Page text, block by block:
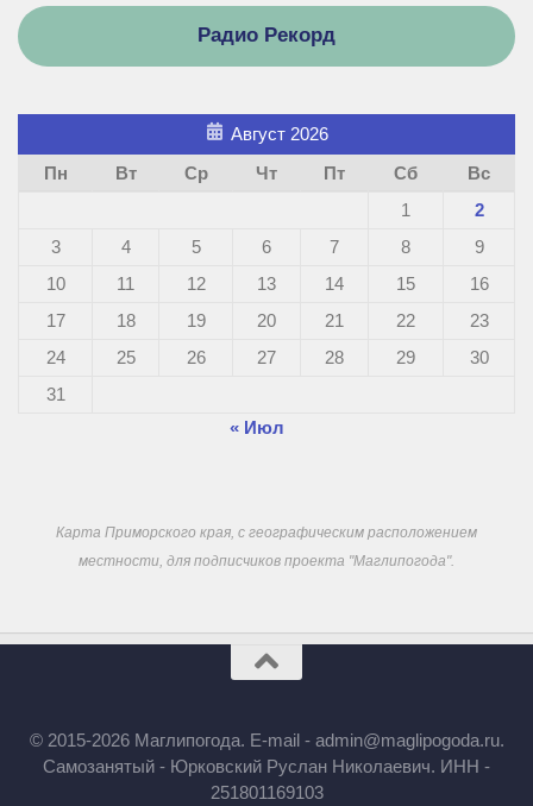
Радио Рекорд
Август 2026
Пн
Вт Ср Чт Пт Сб
Вс
1
2
3
4 5 6 7 8
9
10
11 12 13 14 15
16
17
18 19 20 21 22
23
24
25 26 27 28 29
30
31
« Июл
Карта Приморского края, с географическим расположением
местности, для подписчиков проекта "Маглипогода".
© 2015-2026 Маглипогода. E-mail - admin@maglipogoda.ru.
Самозанятый - Юрковский Руслан Николаевич. ИНН -
251801169103